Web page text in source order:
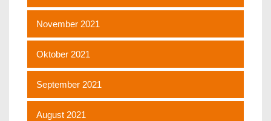
November 2021
Oktober 2021
September 2021
August 2021